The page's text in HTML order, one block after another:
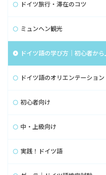
ドイツ旅行・滞在のコツ
ミュンヘン観光
ドイツ語の学び方｜初心者か
ドイツ語のオリエンテーション
初心者向け
中・上級向け
実践！ドイツ語